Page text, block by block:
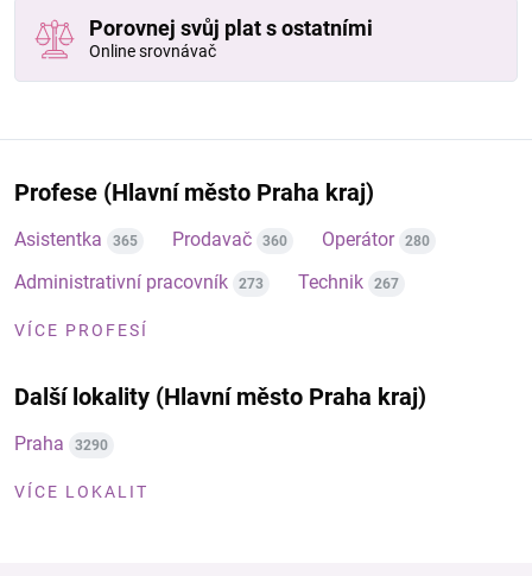
Porovnej svůj plat s ostatními
Online srovnávač
Profese (Hlavní město Praha kraj)
Asistentka 365 Prodavač 360 Operátor 280
Administrativní pracovník 273 Technik 267
VÍCE PROFESÍ
Další lokality (Hlavní město Praha kraj)
Praha 3290
VÍCE LOKALIT